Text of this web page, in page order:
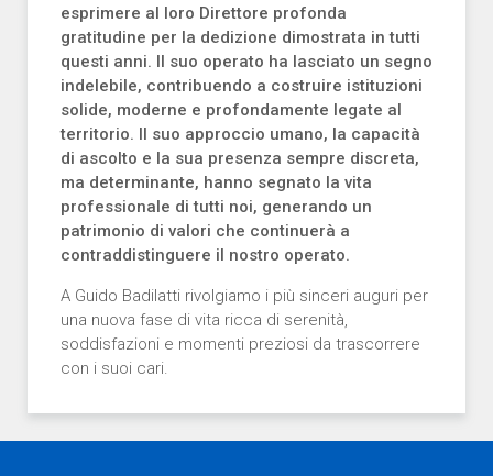
esprimere al loro Direttore profonda
gratitudine per la dedizione dimostrata in tutti
questi anni. Il suo operato ha lasciato un segno
indelebile, contribuendo a costruire istituzioni
solide, moderne e profondamente legate al
territorio. Il suo approccio umano, la capacità
di ascolto e la sua presenza sempre discreta,
ma determinante, hanno segnato la vita
professionale di tutti noi, generando un
patrimonio di valori che continuerà a
contraddistinguere il nostro operato.
A Guido Badilatti rivolgiamo i più sinceri auguri per
una nuova fase di vita ricca di serenità,
soddisfazioni e momenti preziosi da trascorrere
con i suoi cari.